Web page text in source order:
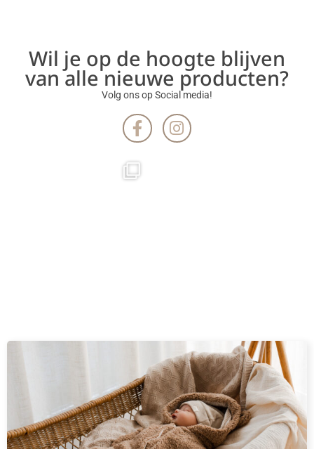
Wil je op de hoogte blijven
van alle nieuwe producten?
Volg ons op Social media!